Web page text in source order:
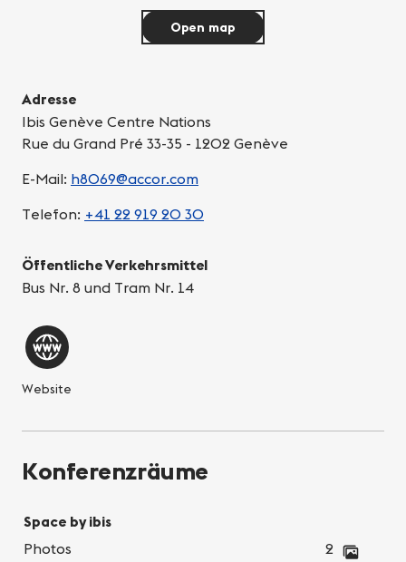
Adresse
Ibis Genève Centre Nations
Rue du Grand Pré 33-35 - 1202 Genève
E-Mail: h8069@accor.com
Telefon: +41 22 919 20 30
Öffentliche Verkehrsmittel
Bus Nr. 8 und Tram Nr. 14
Website
Open map
Konferenzräume
Space by ibis
Photos
2